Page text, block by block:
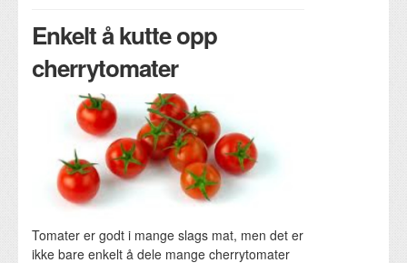
Enkelt å kutte opp
cherrytomater
Tomater er godt i mange slags mat, men det er
ikke bare enkelt å dele mange cherrytomater